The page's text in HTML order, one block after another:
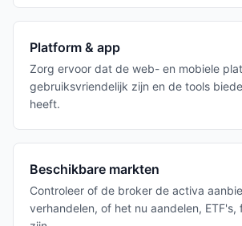
Platform & app
Zorg ervoor dat de web- en mobiele
gebruiksvriendelijk zijn en de tools
heeft.
Beschikbare markten
Controleer of de broker de activa
verhandelen, of het nu aandelen,